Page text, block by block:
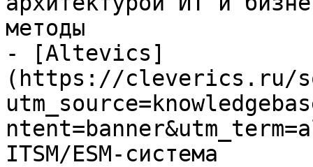
методы
- [Altevics]
(https://cleverics.ru/
ITSM/ESM-система